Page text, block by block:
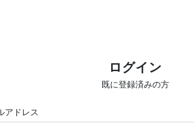
ログイン
既に登録済みの方
アドレス